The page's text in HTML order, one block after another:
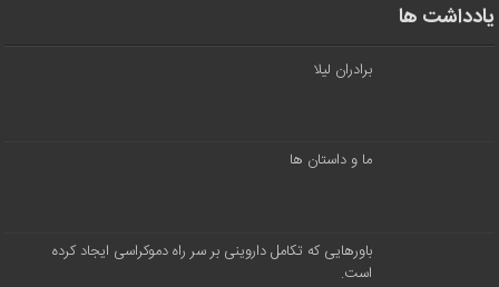
یادداشت ها
برادران لیلا
ما و داستان ها
باورهایی که تکامل داروینی بر سر راه دموکراسی ایجاد کرده
است.